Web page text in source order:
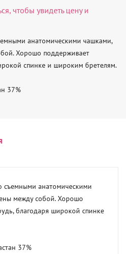
, чтобы увидеть цену и
анатомическими чашками,
Хорошо поддерживает
спинке и широким бретелям.
37%
съемными анатомическими
между собой. Хорошо
благодаря широкой спинке
37%